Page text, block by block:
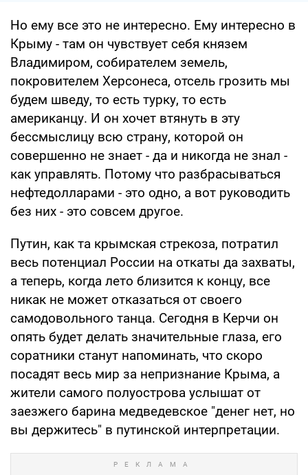
Но ему все это не интересно. Ему интересно в
Крыму - там он чувствует себя князем
Владимиром, собирателем земель,
покровителем Херсонеса, отсель грозить мы
будем шведу, то есть турку, то есть
американцу. И он хочет втянуть в эту
бессмыслицу всю страну, которой он
совершенно не знает - да и никогда не знал -
как управлять. Потому что разбрасываться
нефтедолларами - это одно, а вот руководить
без них - это совсем другое.
Путин, как та крымская стрекоза, потратил
весь потенциал России на откаты да захваты,
а теперь, когда лето близится к концу, все
никак не может отказаться от своего
самодовольного танца. Сегодня в Керчи он
опять будет делать значительные глаза, его
соратники станут напоминать, что скоро
посадят весь мир за непризнание Крыма, а
жители самого полуострова услышат от
заезжего барина медведевское "денег нет, но
вы держитесь" в путинской интерпретации.